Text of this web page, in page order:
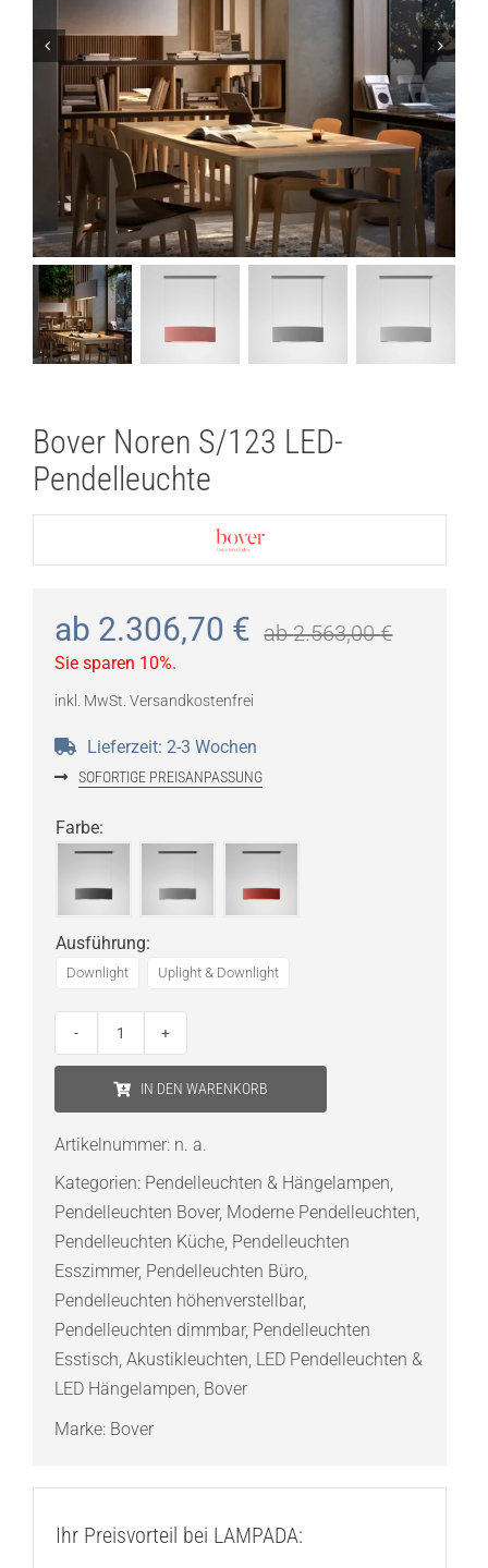
Lichtplanung
Referenzen
Marken
Ratgeber
Sale
Bover Noren S/123 LED-
Pendelleuchte
ab 2.306,70 € ab2.563,00€
Sie sparen 10%.
inkl. MwSt. Versandkostenfrei
Lieferzeit: 2-3 Wochen
SOFORTIGE PREISANPASSUNG
Farbe:
Ausführung:
Downlight Uplight & Downlight
Menge
IN DEN WARENKORB
Artikelnummer: n. a.
Kategorien: Pendelleuchten & Hängelampen,
Pendelleuchten Bover, Moderne Pendelleuchten,
Pendelleuchten Küche, Pendelleuchten
Esszimmer, Pendelleuchten Büro,
Pendelleuchten höhenverstellbar,
Pendelleuchten dimmbar, Pendelleuchten
Esstisch, Akustikleuchten, LED Pendelleuchten &
LED Hängelampen, Bover
Marke: Bover
Ihr Preisvorteil bei LAMPADA: